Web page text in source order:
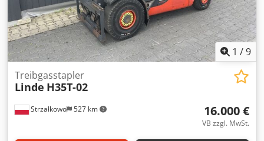
1 /9
Strzałkowo 527 km
Treibgasstapler
Linde H35T-02
16.000 €
VB zzgl. MwSt.